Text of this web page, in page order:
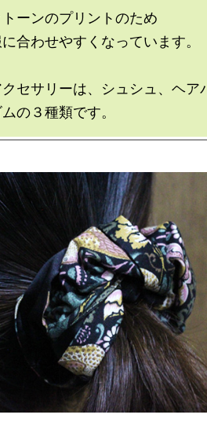
ーンのプリントのため
合わせやすくなっています。
セサリーは、シュシュ、ヘア